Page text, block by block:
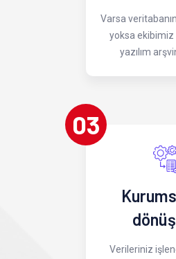
Varsa
yoksa ekibimiz
yazılım
03
Verileriniz